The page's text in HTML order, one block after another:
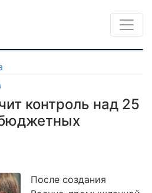
контроль над 25
После создания